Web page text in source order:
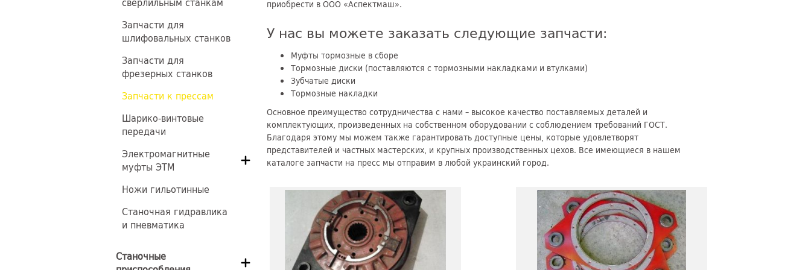
Запчасти для
шлифовальных станков
Запчасти для
фрезерных станков
Запчасти к прессам
Шарико-винтовые
передачи
Электромагнитные
муфты ЭТМ
Ножи гильотинные
Станочная гидравлика
и пневматика
Станочные
приобрести в ООО «Аспектмаш».
У нас вы можете заказать следующие запчасти:
Муфты тормозные в сборе
Тормозные диски (поставляются с тормозными накладками и втулками)
Зубчатые диски
Тормозные накладки
Основное преимущество сотрудничества с нами – высокое качество поставляемых деталей и
комплектующих, произведенных на собственном оборудовании с соблюдением требований ГОСТ.
Благодаря этому мы можем также гарантировать доступные цены, которые удовлетворят
представителей и частных мастерских, и крупных производственных цехов. Все имеющиеся в нашем
каталоге запчасти на пресс мы отправим в любой украинский город.